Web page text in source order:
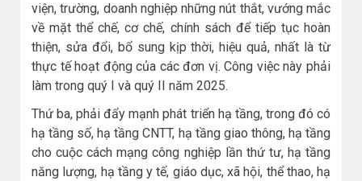
viện, trường, doanh nghiệp những nút thắt, vướng mắc
về mặt thể chế, cơ chế, chính sách để tiếp tục hoàn
thiện, sửa đổi, bổ sung kịp thời, hiệu quả, nhất là từ
thực tế hoạt động của các đơn vị. Công việc này phải
làm trong quý I và quý II năm 2025.
Thứ ba, phải đẩy mạnh phát triển hạ tầng, trong đó có
hạ tầng số, hạ tầng CNTT, hạ tầng giao thông, hạ tầng
cho cuộc cách mạng công nghiệp lần thứ tư, hạ tầng
năng lượng, hạ tầng y tế, giáo dục, xã hội, thể thao, hạ